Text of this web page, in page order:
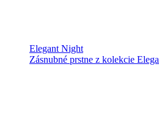
Elegant Night
Zásnubné prstne z kolekcie